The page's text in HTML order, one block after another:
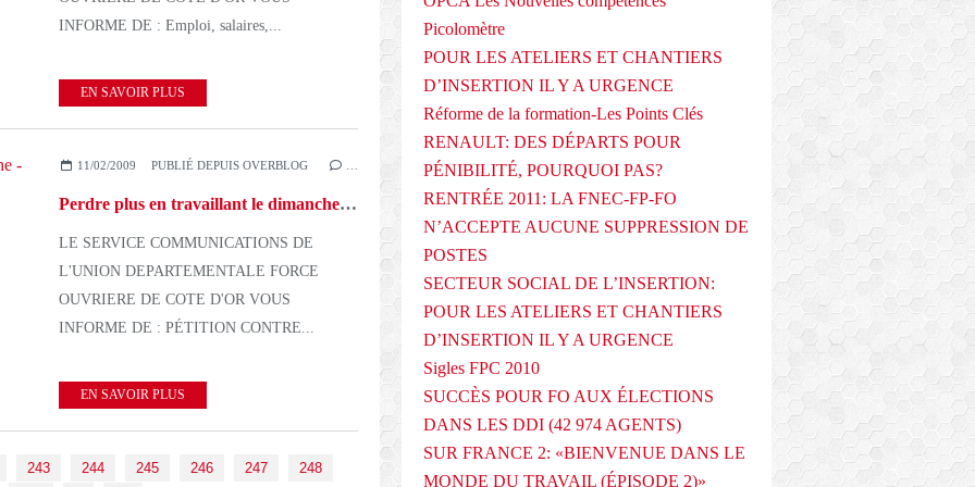
INFORME DE : Emploi, salaires,...
EN SAVOIR PLUS
11/02/2009 PUBLIÉ DEPUIS OVERBLOG
Perdre plus en travaillant le dimanche - 110209
LE SERVICE COMMUNICATIONS DE
L'UNION DEPARTEMENTALE FORCE
OUVRIERE DE COTE D'OR VOUS
INFORME DE : PÉTITION CONTRE...
EN SAVOIR PLUS
243 244 245 246 247 248
Picolomètre
POUR LES ATELIERS ET CHANTIERS
D’INSERTION IL Y A URGENCE
Réforme de la formation-Les Points Clés
RENAULT: DES DÉPARTS POUR
PÉNIBILITÉ, POURQUOI PAS?
RENTRÉE 2011: LA FNEC-FP-FO
N’ACCEPTE AUCUNE SUPPRESSION DE
POSTES
SECTEUR SOCIAL DE L’INSERTION:
POUR LES ATELIERS ET CHANTIERS
D’INSERTION IL Y A URGENCE
Sigles FPC 2010
SUCCÈS POUR FO AUX ÉLECTIONS
DANS LES DDI (42 974 AGENTS)
SUR FRANCE 2: «BIENVENUE DANS LE
MONDE DU TRAVAIL (ÉPISODE 2)»